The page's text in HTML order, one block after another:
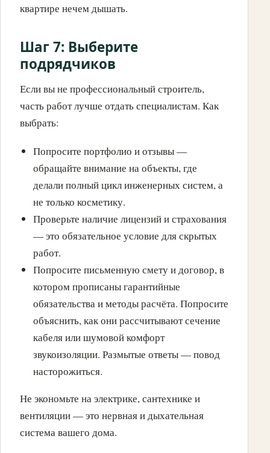
квартире нечем дышать.
Шаг 7: Выберите
подрядчиков
Если вы не профессиональный строитель,
часть работ лучше отдать специалистам. Как
выбрать:
Попросите портфолио и отзывы —
обращайте внимание на объекты, где
делали полный цикл инженерных систем, а
не только косметику.
Проверьте наличие лицензий и страхования
— это обязательное условие для скрытых
работ.
Попросите письменную смету и договор, в
котором прописаны гарантийные
обязательства и методы расчёта. Попросите
объяснить, как они рассчитывают сечение
кабеля или шумовой комфорт
звукоизоляции. Размытые ответы — повод
насторожиться.
Не экономьте на электрике, сантехнике и
вентиляции — это нервная и дыхательная
система вашего дома.